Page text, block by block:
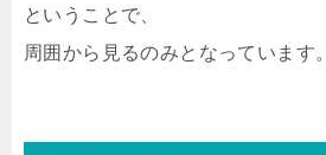
ということで、
周囲から見るのみとなっています。